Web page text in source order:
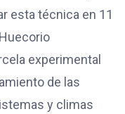
esta técnica en 11
experimental
de las
y climas